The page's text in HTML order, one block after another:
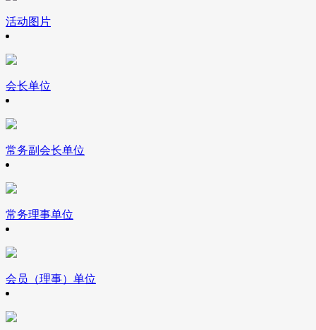
活动图片
会长单位
常务副会长单位
常务理事单位
会员（理事）单位